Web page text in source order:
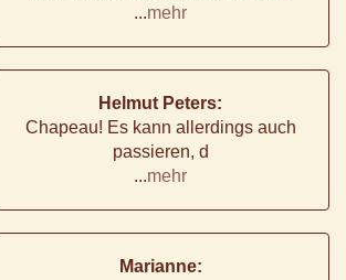
...mehr
Helmut Peters:
Chapeau! Es kann allerdings auch
passieren, d
...mehr
Marianne: